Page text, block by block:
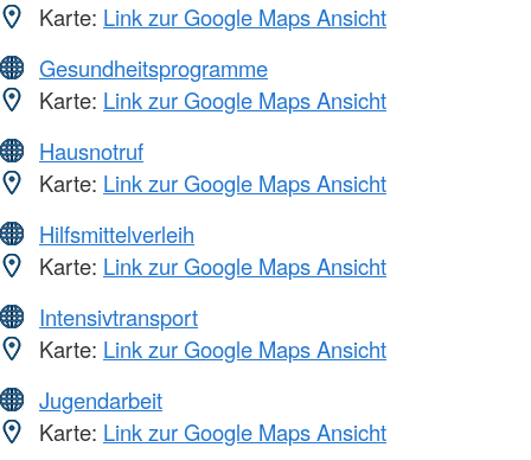
Karte: Link zur Google Maps Ansicht
Gesundheitsprogramme
Karte: Link zur Google Maps Ansicht
Hausnotruf
Karte: Link zur Google Maps Ansicht
Hilfsmittelverleih
Karte: Link zur Google Maps Ansicht
Intensivtransport
Karte: Link zur Google Maps Ansicht
Jugendarbeit
Karte: Link zur Google Maps Ansicht